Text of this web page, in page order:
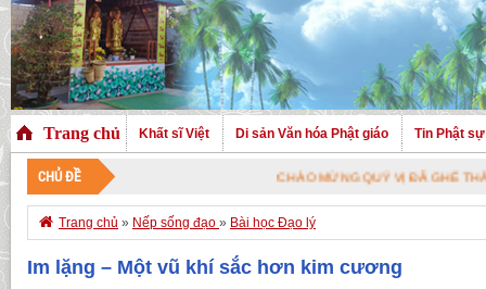
Trang chủ Khất sĩ Việt Di sản Văn hóa Phật giáo Tin Phật sự
CHỦ ĐỀ CHÀO MỪNG QUÝ VỊ ĐÃ GHÉ THĂM TRANG
 Trang chủ » Nếp sống đạo » Bài học Đạo lý
Im lặng – Một vũ khí sắc hơn kim cương